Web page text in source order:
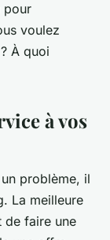
pour
voulez
À quoi
à vos
problème, il
La meilleure
de faire une